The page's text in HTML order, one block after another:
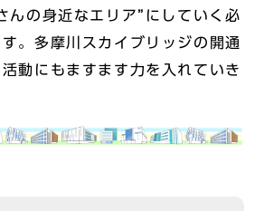
んの身近なエリア”にしていく必
。多摩川スカイブリッジの開通
動にもますます力を入れていき